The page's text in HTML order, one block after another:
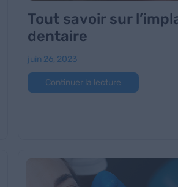
Tout savoir sur
dentaire
juin 26, 2023
Continuer la lecture